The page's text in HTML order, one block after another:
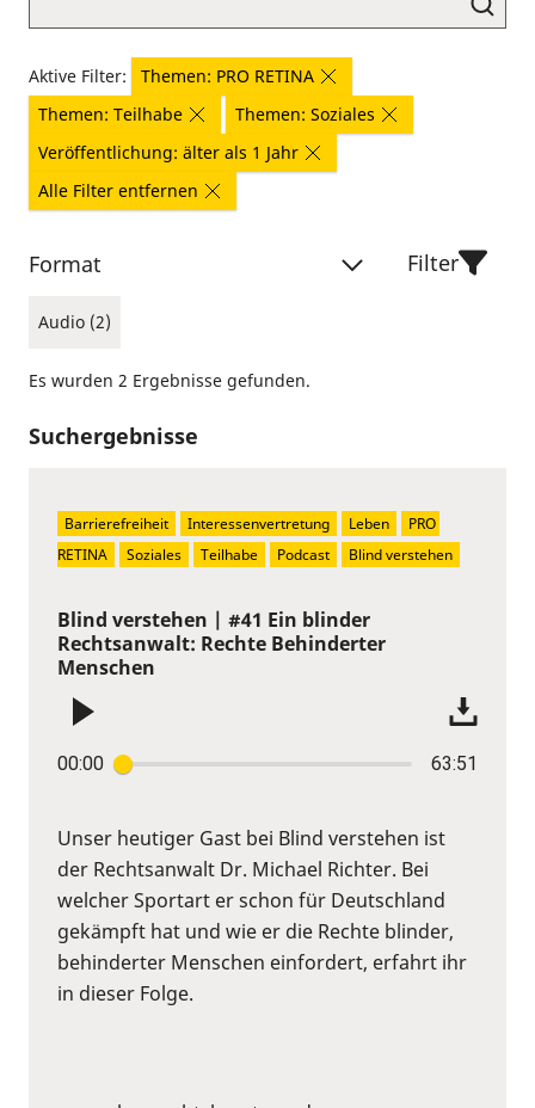
Aktive Filter:
Themen: PRO RETINA
Themen: Teilhabe
Themen: Soziales
Veröffentlichung: älter als 1 Jahr
Alle Filter entfernen
Format
Audio (2)
Filter
Es wurden 2 Ergebnisse gefunden.
Suchergebnisse
Blind verstehen | #41 Ein blinder
Rechtsanwalt: Rechte Behinderter
Menschen
00:00 63:51
Unser heutiger Gast bei Blind verstehen ist
der Rechtsanwalt Dr. Michael Richter. Bei
welcher Sportart er schon für Deutschland
gekämpft hat und wie er die Rechte blinder,
behinderter Menschen einfordert, erfahrt ihr
in dieser Folge.
Barrierefreiheit Interessenvertretung Leben
PRO
RETINA
Soziales Teilhabe Podcast Blind verstehen